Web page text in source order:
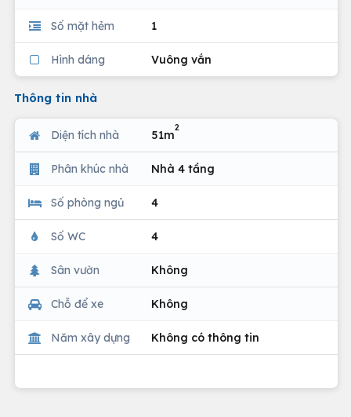
Số mặt hẻm 1
Hình dáng Vuông vắn
Thông tin nhà
Diện tích nhà 51m
2
Phân khúc nhà Nhà 4 tầng
Số phòng ngủ 4
Số WC 4
Sân vườn Không
Chỗ để xe Không
Năm xây dựng Không có thông tin